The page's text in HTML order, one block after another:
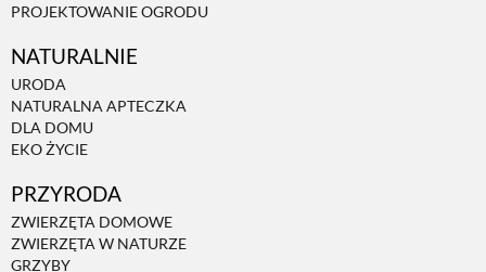
PROJEKTOWANIE OGRODU
NATURALNIE
URODA
NATURALNA APTECZKA
DLA DOMU
EKO ŻYCIE
PRZYRODA
ZWIERZĘTA DOMOWE
ZWIERZĘTA W NATURZE
GRZYBY